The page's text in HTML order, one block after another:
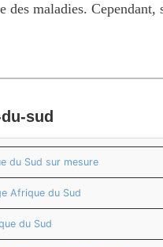
des maladies.
sud
du Sud sur mesure
Afrique du Sud
du Sud